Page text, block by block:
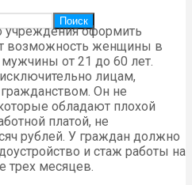
Поиск
учреждения оформить
возможность женщины в
мужчины от 21 до 60 лет.
лицам,
Он не
обладают плохой
платой, не
рублей. У граждан должно
и стаж работы на
трех месяцев.